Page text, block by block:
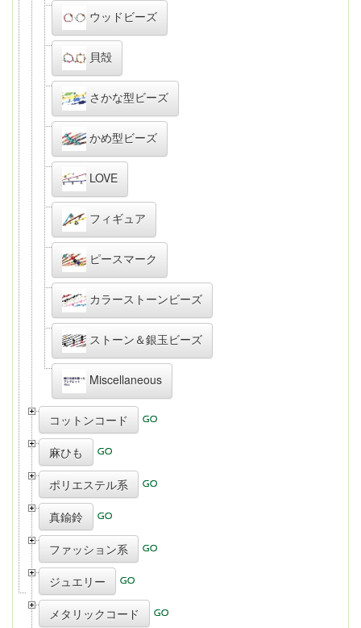
ウッドビーズ
貝殻
さかな型ビーズ
かめ型ビーズ
LOVE
フィギュア
ピースマーク
カラーストーンビーズ
ストーン＆銀玉ビーズ
Miscellaneous
コットンコード
麻ひも
ポリエステル系
真鍮鈴
ファッション系
ジュエリー
メタリックコード